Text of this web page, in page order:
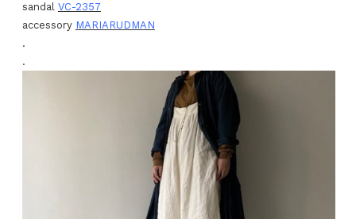
sandal VC-2357
accessory MARIARUDMAN
.
.